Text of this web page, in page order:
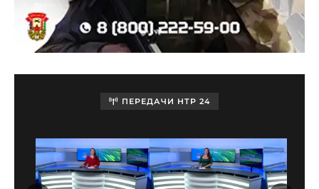
ПЕРЕДАЧИ НТР 24